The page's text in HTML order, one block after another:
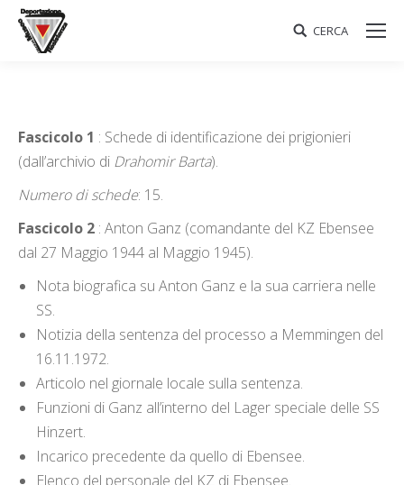
Search:
CERCA
Fascicolo 1 : Schede di identificazione dei prigionieri
(dall’archivio di Drahomir Barta).
Numero di schede: 15.
Fascicolo 2 : Anton Ganz (comandante del KZ Ebensee
dal 27 Maggio 1944 al Maggio 1945).
Nota biografica su Anton Ganz e la sua carriera nelle
SS.
Notizia della sentenza del processo a Memmingen del
16.11.1972.
Articolo nel giornale locale sulla sentenza.
Funzioni di Ganz all’interno del Lager speciale delle SS
Hinzert.
Incarico precedente da quello di Ebensee.
Elenco del personale del KZ di Ebensee.